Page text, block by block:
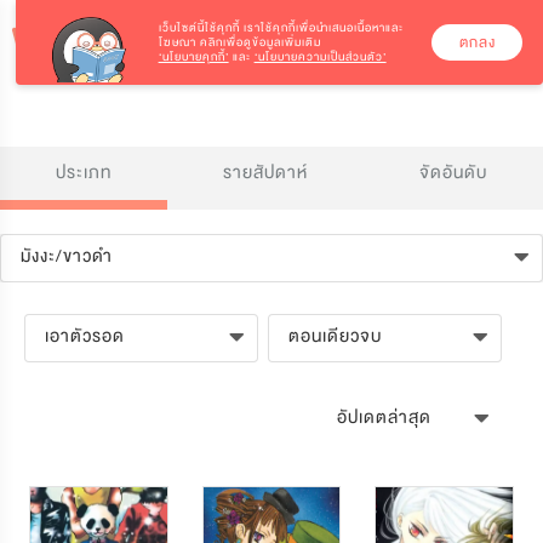
ประเภท รายสัปดาห์ จัดอันดับ
มังงะ/ขาวดำ
เอาตัวรอด ตอนเดียวจบ
อัปเดตล่าสุด
เว็บไซต์นี้ใช้คุกกี้ เราใช้คุกกี้เพื่อนำเสนอเนื้อหาและ
โฆษณา คลิกเพื่อดูข้อมูลเพิ่มเติม
‘นโยบายคุกกี้’ และ ‘นโยบายความเป็นส่วนตัว’
ตกลง